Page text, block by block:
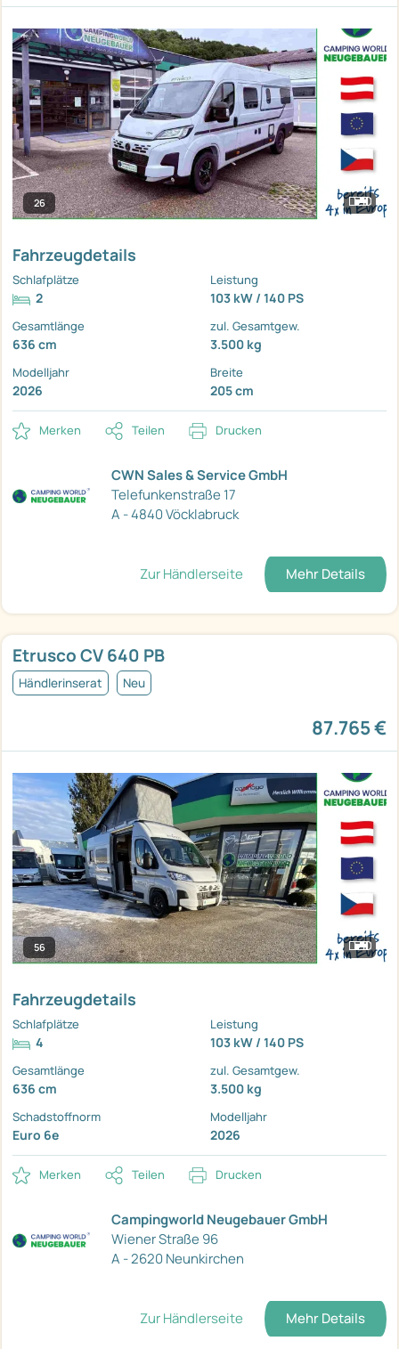
26
Fahrzeugdetails
Schlafplätze
2
Leistung
103 kW / 140 PS
Gesamtlänge
636 cm
zul. Gesamtgew.
3.500 kg
Modelljahr
2026
Breite
205 cm
Merken Teilen Drucken
CWN Sales & Service GmbH
Telefunkenstraße 17
A - 4840 Vöcklabruck
Zur Händlerseite Mehr Details
Etrusco CV 640 PB
Händlerinserat Neu
87.765 €
56
Fahrzeugdetails
Schlafplätze
4
Leistung
103 kW / 140 PS
Gesamtlänge
636 cm
zul. Gesamtgew.
3.500 kg
Schadstoffnorm
Euro 6e
Modelljahr
2026
Merken Teilen Drucken
Campingworld Neugebauer GmbH
Wiener Straße 96
A - 2620 Neunkirchen
Zur Händlerseite Mehr Details